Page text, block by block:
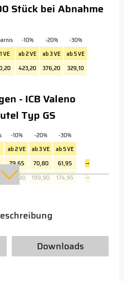
Stück bei Abnahme
-10% -20%
-30%
VE ab 2 VE ab 3 VE
ab 5 VE
423,20 376,20 329,10
- ICB Valeno
Typ GS
-10% -20%
-30%
ab 2 VE ab 3 VE
ab 5 VE
79,65 70,80 61,95
→
224,90 199,90 174,95 →
Downloads